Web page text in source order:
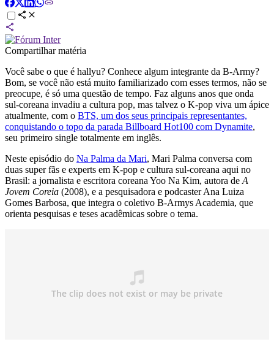
Compartilhar matéria
Você sabe o que é hallyu? Conhece algum integrante da B-Army?
Bom, se você não está muito familiarizado com esses termos, não se
preocupe, é só uma questão de tempo. Faz alguns anos que onda
sul-coreana invadiu a cultura pop, mas talvez o K-pop viva um ápice
atualmente, com o BTS, um dos seus principais representantes,
conquistando o topo da parada Billboard Hot100 com Dynamite,
seu primeiro single totalmente em inglês.
Neste episódio do Na Palma da Mari, Mari Palma conversa com
duas super fãs e experts em K-pop e cultura sul-coreana aqui no
Brasil: a jornalista e escritora coreana Yoo Na Kim, autora de A
Jovem Coreia (2008), e a pesquisadora e podcaster Ana Luiza
Gomes Barbosa, que integra o coletivo B-Armys Academia, que
orienta pesquisas e teses acadêmicas sobre o tema.